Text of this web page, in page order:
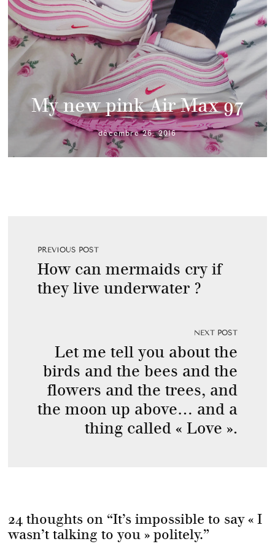
My new pink Air Max 97
décembre 26, 2016
PREVIOUS POST
How can mermaids cry if
they live underwater ?
NEXT POST
Let me tell you about the
birds and the bees and the
flowers and the trees, and
the moon up above… and a
thing called « Love ».
24 thoughts on “It’s impossible to say « I
wasn’t talking to you » politely.”